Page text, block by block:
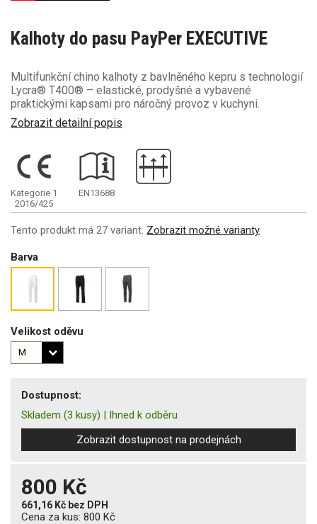
Kalhoty do pasu PayPer EXECUTIVE
Multifunkční chino kalhoty z bavlněného kepru s technologií
Lycra® T400® – elastické, prodyšné a vybavené
praktickými kapsami pro náročný provoz v kuchyni.
Zobrazit detailní popis
Kategorie 1
2016/425
EN13688
Tento produkt má 27 variant. Zobrazit možné varianty
Barva
Velikost oděvu
Dostupnost:
Skladem (3 kusy) | Ihned k odběru
Zobrazit dostupnost na prodejnách
800 Kč
661,16 Kč bez DPH
Cena za kus: 800 Kč